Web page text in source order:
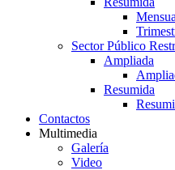
Sector Público
Ampliada
Resumida
Contactos
Multimedia
Galería
Video